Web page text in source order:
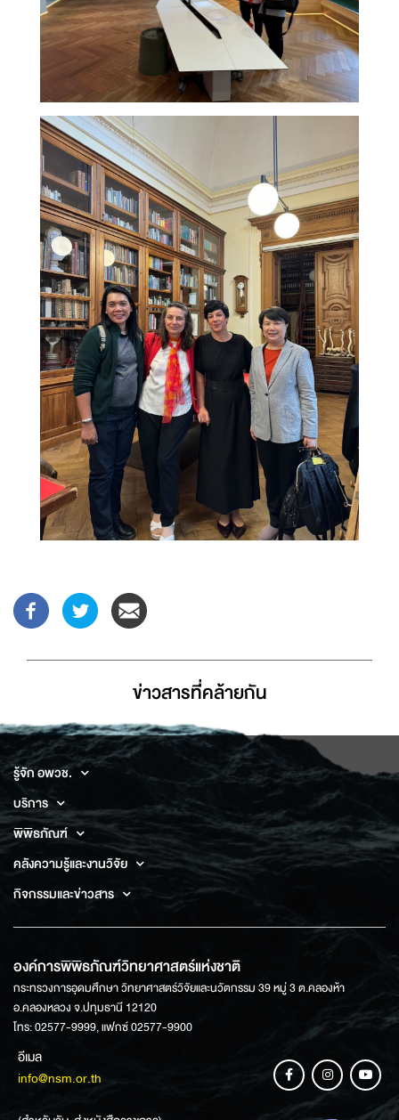
ข่าวสารที่่คล้ายกัน
รู้จัก อพวช.
บริการ
พิพิธภัณฑ์
คลังความรู้และงานวิจัย
กิจกรรมและข่าวสาร
องค์การพิพิธภัณฑ์วิทยาศาสตร์แห่งชาติ
กระทรวงการอุดมศึกษา วิทยาศาสตร์วิจัยและนวัตกรรม 39 หมู่ 3 ต.คลองห้า
อ.คลองหลวง จ.ปทุมธานี 12120
โทร: 02577-9999, แฟกซ์ 02577-9900
อีเมล
info@nsm.or.th